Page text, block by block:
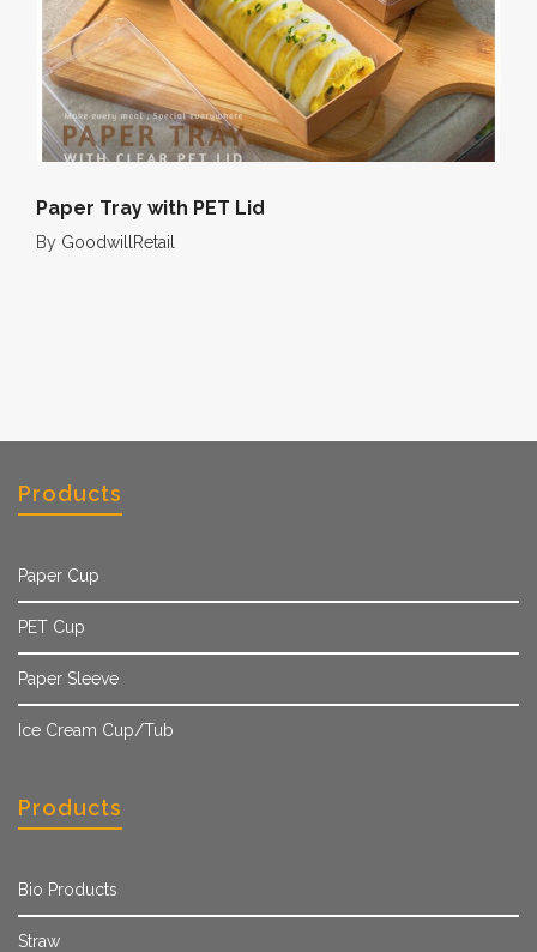
Paper Tray with PET Lid
By GoodwillRetail
Products
Paper Cup
PET Cup
Paper Sleeve
Ice Cream Cup/Tub
Products
Bio Products
Straw